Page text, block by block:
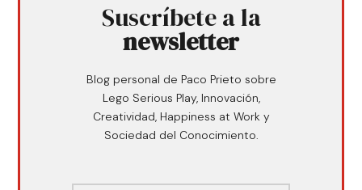
Suscríbete a la
newsletter
Blog personal de Paco Prieto sobre
Lego Serious Play, Innovación,
Creatividad, Happiness at Work y
Sociedad del Conocimiento.